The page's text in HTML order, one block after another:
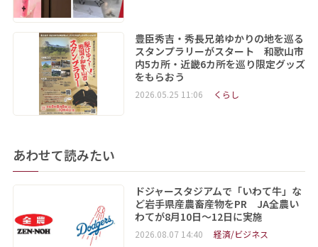
豊臣秀吉・秀長兄弟ゆかりの地を巡る
スタンプラリーがスタート 和歌山市
内5カ所・近畿6カ所を巡り限定グッズ
をもらおう
2026.05.25 11:06 くらし
あわせて読みたい
ドジャースタジアムで「いわて牛」な
ど岩手県産農畜産物をPR JA全農い
わてが8月10日～12日に実施
2026.08.07 14:40 経済/ビジネス